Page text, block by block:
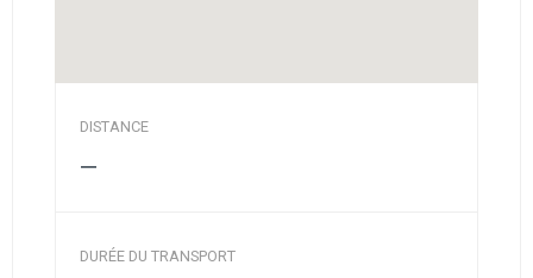
DISTANCE
—
DURÉE DU TRANSPORT